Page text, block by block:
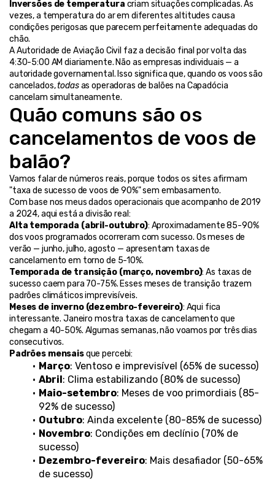
Inversões de temperatura criam situações complicadas. Às
vezes, a temperatura do ar em diferentes altitudes causa
condições perigosas que parecem perfeitamente adequadas do
chão.
A Autoridade de Aviação Civil faz a decisão final por volta das
4:30-5:00 AM diariamente. Não as empresas individuais — a
autoridade governamental. Isso significa que, quando os voos são
cancelados, todas as operadoras de balões na Capadócia
cancelam simultaneamente.
Quão comuns são os
cancelamentos de voos de
balão?
Vamos falar de números reais, porque todos os sites afirmam
"taxa de sucesso de voos de 90%" sem embasamento.
Com base nos meus dados operacionais que acompanho de 2019
a 2024, aqui está a divisão real:
Alta temporada (abril-outubro): Aproximadamente 85-90%
dos voos programados ocorreram com sucesso. Os meses de
verão — junho, julho, agosto — apresentam taxas de
cancelamento em torno de 5-10%.
Temporada de transição (março, novembro): As taxas de
sucesso caem para 70-75%. Esses meses de transição trazem
padrões climáticos imprevisíveis.
Meses de inverno (dezembro-fevereiro): Aqui fica
interessante. Janeiro mostra taxas de cancelamento que
chegam a 40-50%. Algumas semanas, não voamos por três dias
consecutivos.
Padrões mensais que percebi:
Março: Ventoso e imprevisível (65% de sucesso)
Abril: Clima estabilizando (80% de sucesso)
Maio-setembro: Meses de voo primordiais (85-
92% de sucesso)
Outubro: Ainda excelente (80-85% de sucesso)
Novembro: Condições em declínio (70% de
sucesso)
Dezembro-fevereiro: Mais desafiador (50-65%
de sucesso)